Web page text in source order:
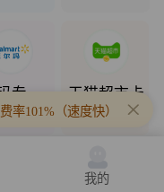
94.3折
天猫超市卡
最高94.7折
率101%（速度快）；联通
我的